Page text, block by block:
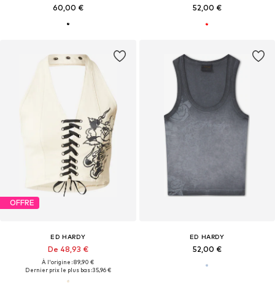
60,00 € 52,00 €
OFFRE
ED HARDY
De 48,93 €
À l'origine : 89,90 €
Dernier prix le plus bas :35,96 €
ED HARDY
52,00 €